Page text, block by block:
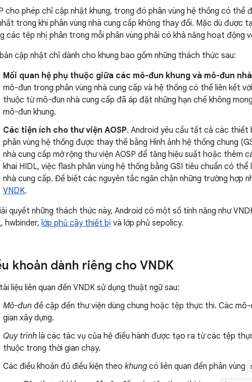
cho phép chỉ cập nhật khung, trong đó phân vùng hệ thống có thể
trong khi phân vùng nhà cung cấp không thay đổi. Mặc dù được
các tệp nhị phân trong mỗi phân vùng phải có khả năng hoạt động
cập nhật chỉ dành cho khung bao gồm những thách thức sau:
Mối quan hệ phụ thuộc giữa các mô-đun khung và mô-đun
mô-đun trong phân vùng nhà cung cấp và hệ thống có thể liên kết
thuộc từ mô-đun nhà cung cấp đã áp đặt những hạn chế không
mô-đun khung.
Các tiện ích cho thư viện AOSP. Android yêu cầu tất cả các thiết
phân vùng hệ thống được thay thế bằng Hình ảnh hệ thống chung
nhà cung cấp mở rộng thư viện AOSP để tăng hiệu suất hoặc thêm
khai HIDL, việc flash phân vùng hệ thống bằng GSI tiêu chuẩn có
nhà cung cấp. Để biết các nguyên tắc ngăn chặn những trường hợp
VNDK.
quyết những thách thức này, Android có một số tính năng như
, hwbinder, lớp phủ cây thiết bị và lớp phủ sepolicy.
khoản dành riêng cho VNDK
liệu liên quan đến VNDK sử dụng thuật ngữ sau:
Mô-đun đề cập đến thư viện dùng chung hoặc tệp thực thi. Các
gian xây dựng.
Quy trình là các tác vụ của hệ điều hành được tạo ra từ các tệp
thuộc trong thời gian chạy.
Các điều khoản đủ điều kiện theo khung có liên quan đến phân vùng